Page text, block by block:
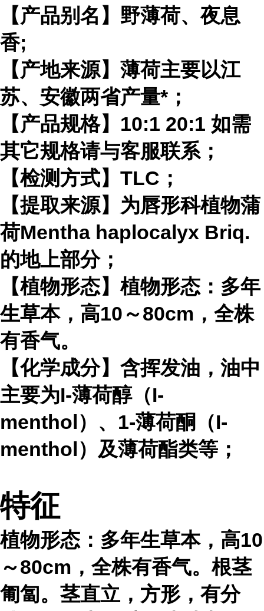
【产品别名】野薄荷、夜息
香;
【产地来源】薄荷主要以江
苏、安徽两省产量*；
【产品规格】10:1 20:1 如需
其它规格请与客服联系；
【检测方式】TLC；
【提取来源】为唇形科植物蒲
荷Mentha haplocalyx Briq.
的地上部分；
【植物形态】植物形态：多年
生草本，高10～80cm，全株
有香气。
【化学成分】含挥发油，油中
主要为I-薄荷醇（I-
menthol）、1-薄荷酮（I-
menthol）及薄荷酯类等；
特征
植物形态：多年生草本，高10
～80cm，全株有香气。根茎
匍匐。茎直立，方形，有分